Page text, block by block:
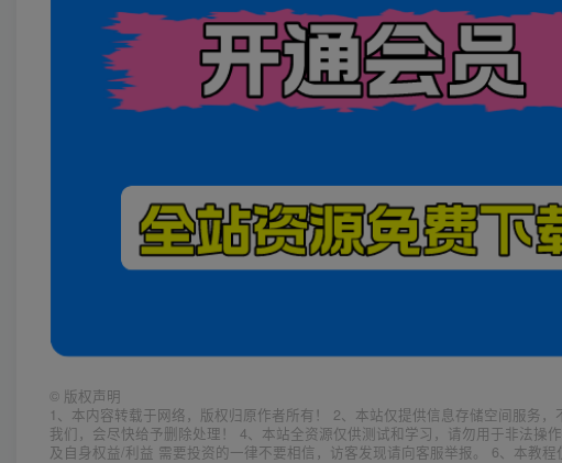
© 版权声明
1、本内容转载于网络，版权归原作者所有！ 2、本站仅提供信息存储空间服务
我们，会尽快给予删除处理！ 4、本站全资源仅供测试和学习，请勿用于非法
及自身权益/利益 需要投资的一律不要相信，访客发现请向客服举报。 6、本教